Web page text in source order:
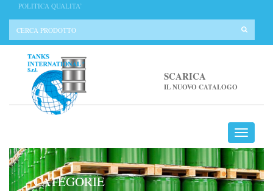
POLITICA QUALITA’
SCARICA
IL NUOVO CATALOGO
CATEGORIE